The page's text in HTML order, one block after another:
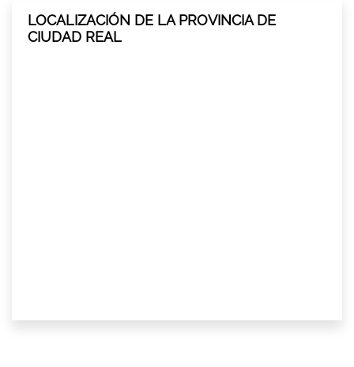
LOCALIZACIÓN DE LA PROVINCIA DE
CIUDAD REAL